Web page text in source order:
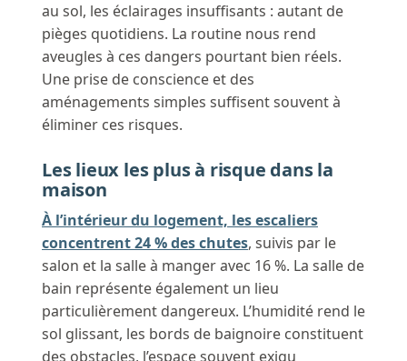
au sol, les éclairages insuffisants : autant de
pièges quotidiens. La routine nous rend
aveugles à ces dangers pourtant bien réels.
Une prise de conscience et des
aménagements simples suffisent souvent à
éliminer ces risques.
Les lieux les plus à risque dans la
maison
À l’intérieur du logement, les escaliers
concentrent 24 % des chutes, suivis par le
salon et la salle à manger avec 16 %. La salle de
bain représente également un lieu
particulièrement dangereux. L’humidité rend le
sol glissant, les bords de baignoire constituent
des obstacles, l’espace souvent exigu